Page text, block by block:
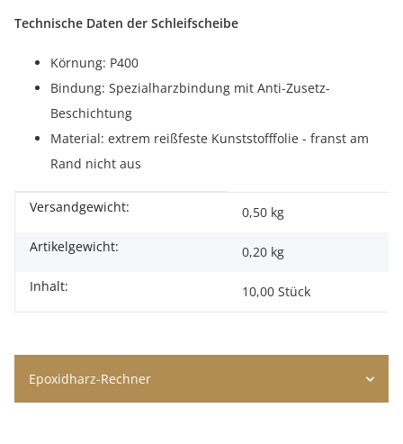
Technische Daten der Schleifscheibe
Körnung: P400
Bindung: Spezialharzbindung mit Anti-Zusetz-
Beschichtung
Material: extrem reißfeste Kunststofffolie - franst am
Rand nicht aus
Produkteigenschaft
Wert
Versandgewicht:
0,50 kg
Artikelgewicht:
0,20 kg
Inhalt:
10,00 Stück
Epoxidharz-Rechner